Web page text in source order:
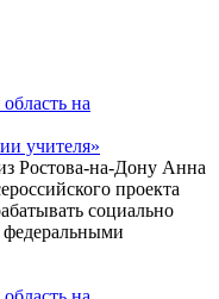
учителя»
Ростова-на-Дону Анна
проекта
социально
федеральными